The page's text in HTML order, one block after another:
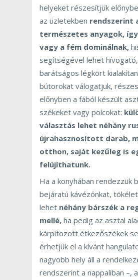
helyeket részesítjük
az üzletekben rendszerint
természetes anyagok,
vagy a fém dominálnak,
segítségével lehet
barátságos légkört
bútorokat válogatjuk,
előnyben a fából készült
székeket vagy polcokat:
választás lehet néhány
újrahasznosított darab,
otthon, saját kezűleg is
felújíthatunk.
Ha a konyhában rendezzük
bejáratú kávézónkat,
lehet néhány bárszék a
mellé, ha pedig az asztal
kárpitozott étkezőszékek
érhetjük el a kívánt
nagyobb hely áll a
rendszerint a nappaliban –,